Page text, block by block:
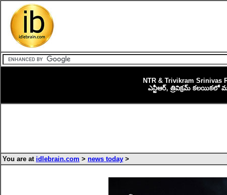
NTR & Trivikram Srinivas
ఎన్టీఆర్, త్రివిక్రమ్ కలయికలో
You are at idlebrain.com > news today >